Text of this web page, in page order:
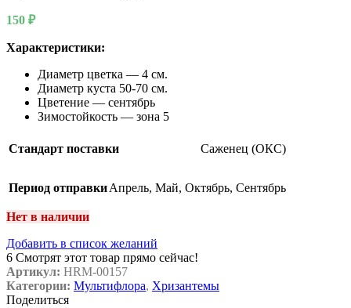
150 ₽
Характеристики:
Диаметр цветка — 4 см.
Диаметр куста 50-70 см.
Цветение — сентябрь
Зимостойкость — зона 5
Стандарт поставки Саженец (ОКС)
Период отправкиАпрель, Май, Октябрь, Сентябрь
Нет в наличии
Добавить в список желаний
6 Смотрят этот товар прямо сейчас!
Артикул: HRM-00157
Категории: Мультифлора, Хризантемы
Поделиться